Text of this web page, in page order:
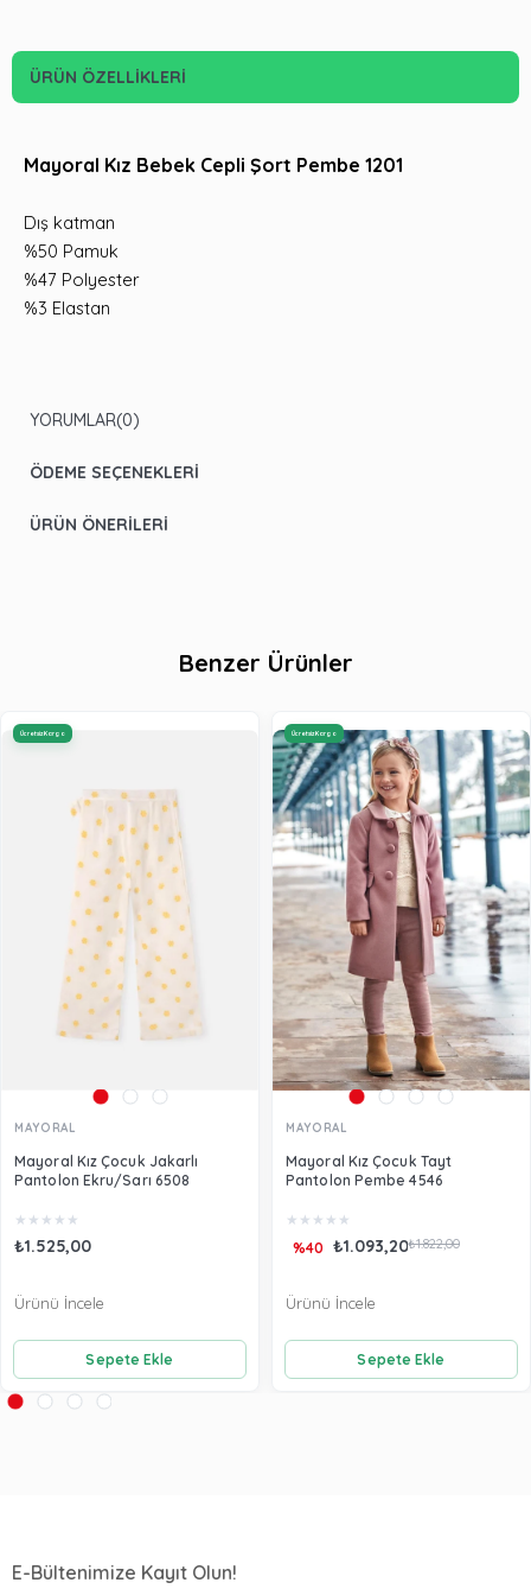
ÜRÜN ÖZELLIKLERI
Mayoral Kız Bebek Cepli Şort Pembe 1201
Dış katman
%50 Pamuk
%47 Polyester
%3 Elastan
YORUMLAR(0)
ÖDEME SEÇENEKLERI
ÜRÜN ÖNERILERI
Benzer Ürünler
MAYORAL
Mayoral Kız Çocuk Jakarlı
Pantolon Ekru/Sarı 6508
★ ★ ★ ★ ★
₺1.525,00
Sepete Ekle
Ürünü İncele
Ücretsiz Kargo
MAYORAL
Mayoral Kız Çocuk Tayt
Pantolon Pembe 4546
★ ★ ★ ★ ★
₺1.093,20₺1.822,00
%40
Sepete Ekle
Ürünü İncele
Ücretsiz Kargo
E-Bültenimize Kayıt Olun!